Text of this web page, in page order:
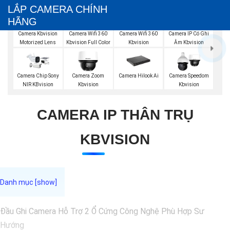
LẮP CAMERA CHÍNH
HÃNG
Camera Kbvision
Motorized Lens
Camera Wifi 360
Kbvision Full Color
Camera Wifi 360
Kbvision
Camera IP Có Ghi
Âm Kbvision
Camera Chip Sony
NIR KBvision
Camera Zoom
Kbvision
Camera Hilook Ai
Camera Speedom
Kbvision
CAMERA IP THÂN TRỤ
KBVISION
Đầu Ghi Camera Hỗ Trợ 2 Ổ Cứng Công Nghệ Phù Hợp Sư
Hướng